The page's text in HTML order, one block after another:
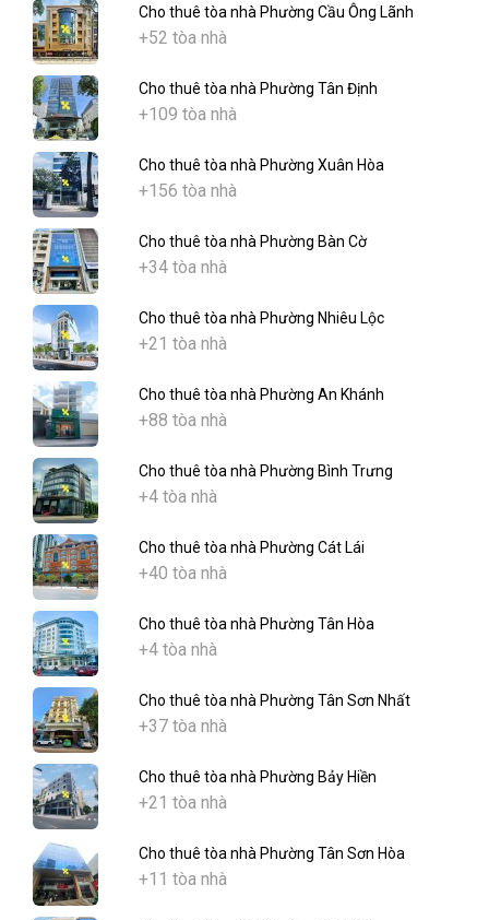
Cho thuê tòa nhà Phường Cầu Ông Lãnh
+52 tòa nhà
Cho thuê tòa nhà Phường Tân Định
+109 tòa nhà
Cho thuê tòa nhà Phường Xuân Hòa
+156 tòa nhà
Cho thuê tòa nhà Phường Bàn Cờ
+34 tòa nhà
Cho thuê tòa nhà Phường Nhiêu Lộc
+21 tòa nhà
Cho thuê tòa nhà Phường An Khánh
+88 tòa nhà
Cho thuê tòa nhà Phường Bình Trưng
+4 tòa nhà
Cho thuê tòa nhà Phường Cát Lái
+40 tòa nhà
Cho thuê tòa nhà Phường Tân Hòa
+4 tòa nhà
Cho thuê tòa nhà Phường Tân Sơn Nhất
+37 tòa nhà
Cho thuê tòa nhà Phường Bảy Hiền
+21 tòa nhà
Cho thuê tòa nhà Phường Tân Sơn Hòa
+11 tòa nhà